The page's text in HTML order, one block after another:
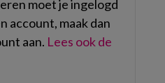
moet je ingelogd
account, maak dan
aan. Lees ook de